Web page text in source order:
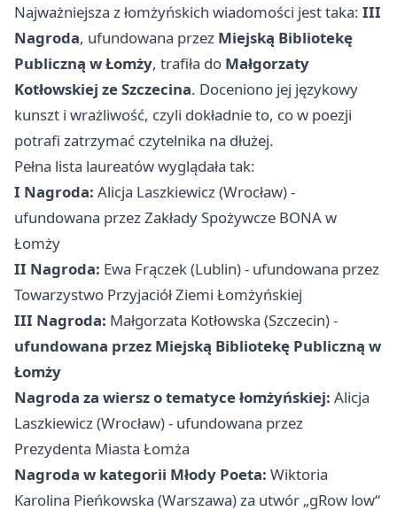
Najważniejsza z łomżyńskich wiadomości jest taka: III
Nagroda, ufundowana przez Miejską Bibliotekę
Publiczną w Łomży, trafiła do Małgorzaty
Kotłowskiej ze Szczecina. Doceniono jej językowy
kunszt i wrażliwość, czyli dokładnie to, co w poezji
potrafi zatrzymać czytelnika na dłużej.
Pełna lista laureatów wyglądała tak:
I Nagroda: Alicja Laszkiewicz (Wrocław) -
ufundowana przez Zakłady Spożywcze BONA w
Łomży
II Nagroda: Ewa Frączek (Lublin) - ufundowana przez
Towarzystwo Przyjaciół Ziemi Łomżyńskiej
III Nagroda: Małgorzata Kotłowska (Szczecin) -
ufundowana przez Miejską Bibliotekę Publiczną w
Łomży
Nagroda za wiersz o tematyce łomżyńskiej: Alicja
Laszkiewicz (Wrocław) - ufundowana przez
Prezydenta Miasta Łomża
Nagroda w kategorii Młody Poeta: Wiktoria
Karolina Pieńkowska (Warszawa) za utwór „gRow low“